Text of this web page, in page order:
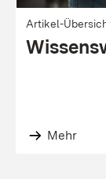
Artikel-
Mehr